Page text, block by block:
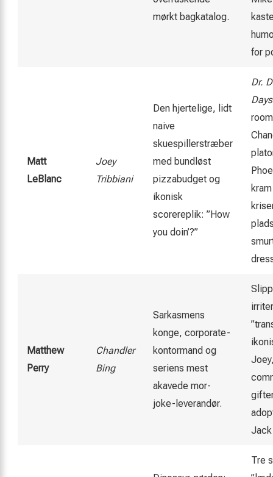
mørkt bagkatalog.
for
Matt
LeBlanc
Joey
Tribbiani
Den hjertelige, lidt
naive
skuespillerstræber
med bundløst
pizzabudget og
ikonisk
scorereplik: ”How
you doin’?”
Dr.
Matthew
Perry
Chandler
Bing
Sarkasmens
konge, corporate-
kontormand og
seriens mest
akavede mor-
joke-leverandør.
Tre